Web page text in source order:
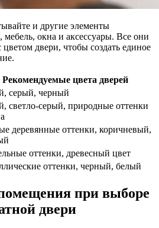
и другие элементы
мебель, окна и аксессуары. Все они
двери, чтобы создать единое
Рекомендуемые цвета дверей
серый, черный
светло-серый, природные оттенки
деревянные оттенки, коричневый,
оттенки, древесный цвет
оттенки, черный, белый
при выборе
двери